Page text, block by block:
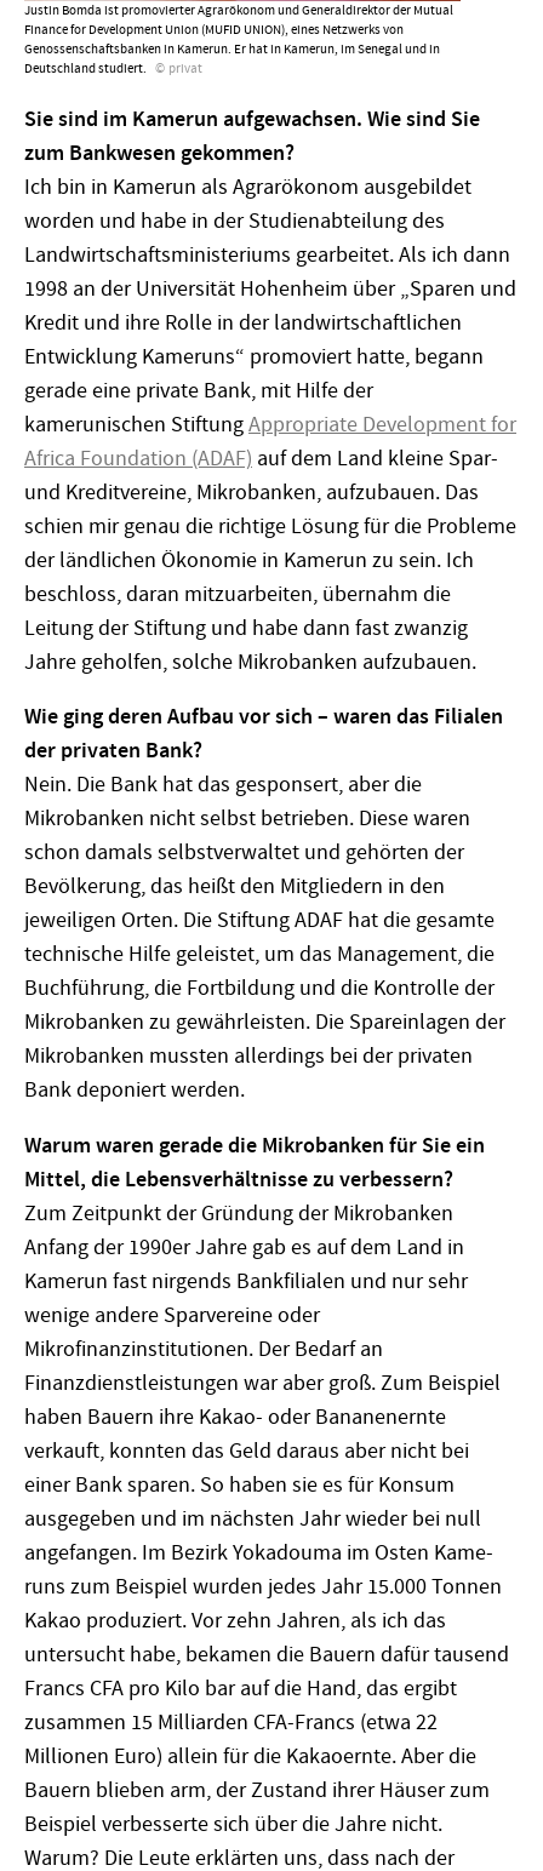
Justin Bomda ist promovierter Agrarökonom und Generaldirektor der Mutual
Finance for Development Union (MUFID UNION), eines Netzwerks von
Genossenschaftsbanken in Kamerun. Er hat in Kamerun, im Senegal und in
Deutschland studiert.
privat
Sie sind im Kamerun aufgewachsen. Wie sind Sie
zum Bankwesen gekommen?
Ich bin in Kamerun als Agrar­ökonom ausgebildet
worden und habe in der Studienabteilung des
Landwirtschaftsministeriums gearbeitet. Als ich dann
1998 an der Universität Hohenheim über „Sparen und
Kredit und ihre Rolle in der landwirtschaftlichen
Entwicklung Kameruns“ promoviert hatte, begann
gerade eine private Bank, mit Hilfe der
kamerunischen StiftungAppropriate Development for
Africa Foundation (ADAF) auf dem Land kleine Spar-
und Kreditvereine, Mikrobanken, aufzubauen. Das
schien mir genau die richtige Lösung für die Probleme
der ländlichen Ökonomie in Kamerun zu sein. Ich
beschloss, daran mitzuarbeiten, übernahm die
Leitung der Stiftung und habe dann fast zwanzig
Jahre geholfen, solche Mikrobanken aufzubauen.
Wie ging deren Aufbau vor sich – waren das Filialen
der privaten Bank?
Nein. Die Bank hat das gesponsert, aber die
Mikrobanken nicht selbst betrieben. Diese waren
schon damals selbstverwaltet und gehörten der
Bevölkerung, das heißt den Mitgliedern in den
jeweiligen Orten. Die Stiftung ADAF hat die gesamte
technische Hilfe geleistet, um das Management, die
Buchführung, die Fortbildung und die Kontrolle der
Mikrobanken zu gewährleisten. Die Spareinlagen der
Mikrobanken mussten allerdings bei der privaten
Bank deponiert werden.
Warum waren gerade die Mikrobanken für Sie ein
Mittel, die Lebensverhältnisse zu verbessern?
Zum Zeitpunkt der Gründung der Mikrobanken
Anfang der 1990er Jahre gab es auf dem Land in
Kamerun fast nirgends Bankfilialen und nur sehr
wenige andere Sparvereine oder
Mikrofinanzinstitutionen. Der Bedarf an
Finanzdienstleistungen war aber groß. Zum Beispiel
haben Bauern ihre Kakao- oder Bananenernte
verkauft, konnten das Geld daraus aber nicht bei
einer Bank sparen. So haben sie es für Konsum
ausgegeben und im nächsten Jahr wieder bei null
angefangen. Im Bezirk Yokadouma im Osten Kame­
runs zum Beispiel wurden jedes Jahr 15.000 Tonnen
Kakao produziert. Vor zehn Jahren, als ich das
untersucht habe, bekamen die Bauern dafür tausend
Francs CFA pro Kilo bar auf die Hand, das ergibt
zusammen 15 Milliarden CFA-Francs (etwa 22
Millionen Euro) allein für die Kakaoernte. Aber die
Bauern blieben arm, der Zustand ihrer Häuser zum
Beispiel verbesserte sich über die Jahre nicht.
Warum? Die Leute erklärten uns, dass nach der